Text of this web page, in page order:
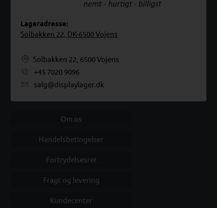
Lageradresse:
Solbakken 22, DK-6500 Vojens
Solbakken 22, 6500 Vojens
+45 7020 9096
salg@displaylager.dk
Om os
Handelsbetingelser
Fortrydelsesret
Fragt og levering
Kundecenter